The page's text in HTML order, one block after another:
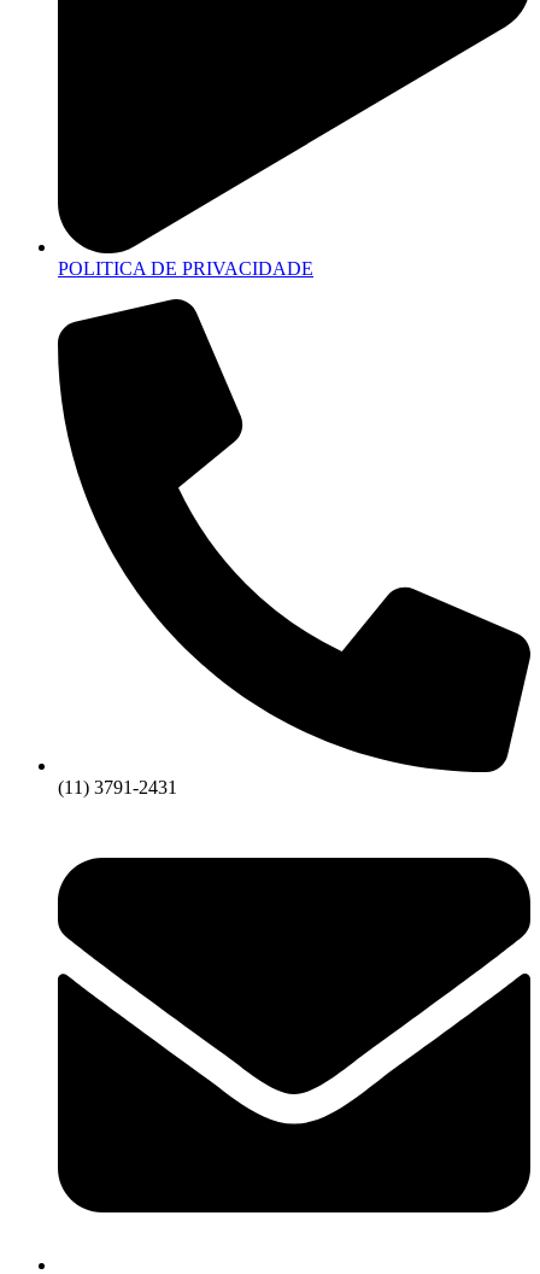
POLITICA DE PRIVACIDADE
(11) 3791-2431